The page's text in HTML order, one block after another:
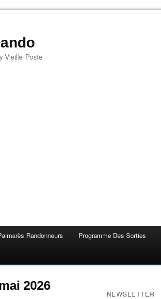
Vieille-Poste
Randonneurs Programme Des Sorties
2026
NEWSLETTER